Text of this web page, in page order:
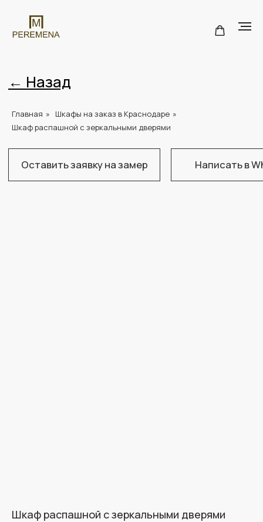
Главная » Шкафы на заказ в Краснодаре »
Шкаф распашной с зеркальными дверями
Оставить заявку на замер Написать в WhatsApp
Шкаф распашной с зеркальными дверями